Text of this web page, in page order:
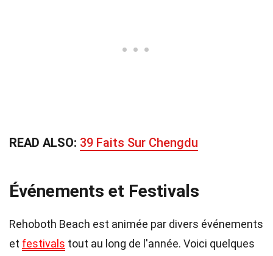
READ ALSO: 39 Faits Sur Chengdu
Événements et Festivals
Rehoboth Beach est animée par divers événements
et festivals tout au long de l'année. Voici quelques